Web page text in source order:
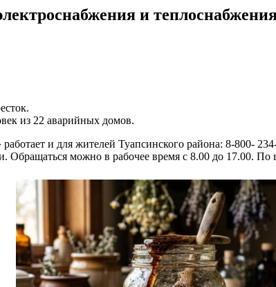
и
из 22 аварийных домов.
и для жителей Туапсинского района: 8-800-
Обращаться можно в рабочее время с 8.00 до 17.00.